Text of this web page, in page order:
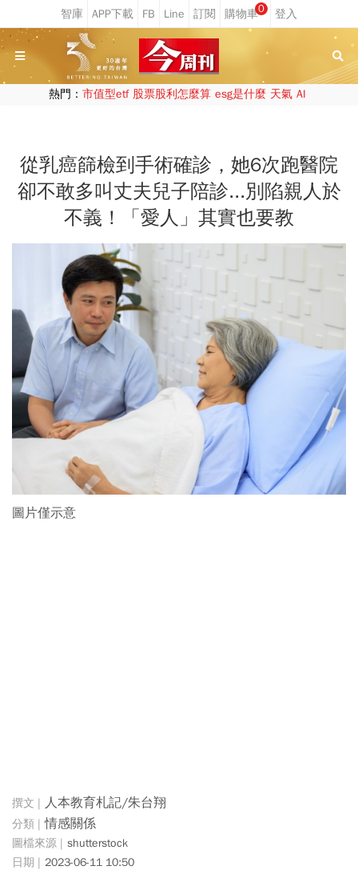
0
熱門： 市值型etf 股票股利怎麼算 esg是什麼 天氣 AI
從乳癌篩檢到手術確診，她6次跑醫院
卻不敢多叫丈夫兒子陪診...別陷親人於
不義！「愛人」其實也要教
圖片僅示意
人本教育札記/朱台翔
情感關係
shutterstock
2023-06-11 10:50